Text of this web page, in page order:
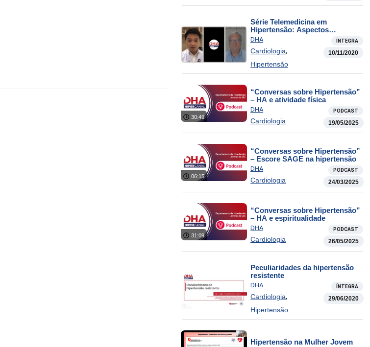
Série Telemedicina em
Hipertensão: Aspectos
Operacionais para uma melhor
relação médico-paciente
DHA ÍNTEGRA
Cardiologia,
Hipertensão
10/11/2020
30:49
“Conversas sobre Hipertensão”
– HA e atividade física
DHA PODCAST
Cardiologia 19/05/2025
06:15
“Conversas sobre Hipertensão”
– Escore SAGE na hipertensão
DHA PODCAST
Cardiologia 24/03/2025
31:09
“Conversas sobre Hipertensão”
– HA e espiritualidade
DHA PODCAST
Cardiologia 26/05/2025
Peculiaridades da hipertensão
resistente
DHA ÍNTEGRA
Cardiologia,
Hipertensão
29/06/2020
Hipertensão na Mulher Jovem